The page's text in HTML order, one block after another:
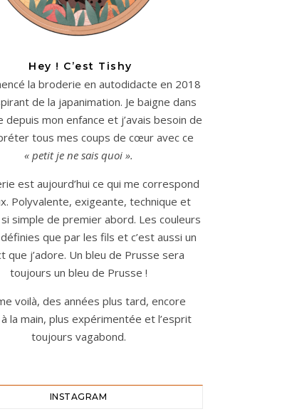
Hey ! C’est Tishy
la broderie en autodidacte en 2018
de la japanimation. Je baigne dans
depuis mon enfance et j’avais besoin de
tous mes coups de cœur avec ce
« petit je ne sais quoi ».
est aujourd’hui ce qui me correspond
Polyvalente, exigeante, technique et
simple de premier abord. Les couleurs
que par les fils et c’est aussi un
que j’adore. Un bleu de Prusse sera
toujours un bleu de Prusse !
voilà, des années plus tard, encore
la main, plus expérimentée et l’esprit
toujours vagabond.
INSTAGRAM